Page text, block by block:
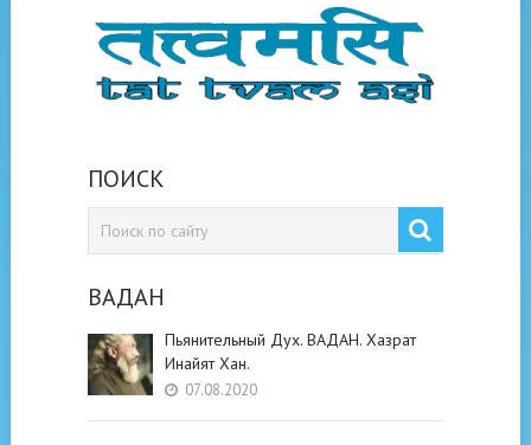
ПОИСК
ВАДАН
Пьянительный Дух. ВАДАН. Хазрат
Инайят Хан.
07.08.2020